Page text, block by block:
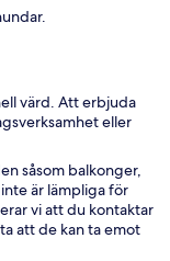
värd. Att erbjuda
eller
såsom balkonger,
är lämpliga för
vi att du kontaktar
att de kan ta emot